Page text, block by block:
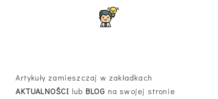
Artykuły zamieszczaj w zakładkach
AKTUALNOŚCI lub BLOG na swojej stronie